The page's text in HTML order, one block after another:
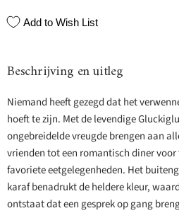
Add to Wish List
Beschrijving en uitleg
Niemand heeft gezegd dat het
hoeft te zijn. Met de levendige
ongebreidelde vreugde brengen aan
vrienden tot een romantisch diner voor
favoriete eetgelegenheden. Het
karaf benadrukt de heldere kleur,
ontstaat dat een gesprek op gang